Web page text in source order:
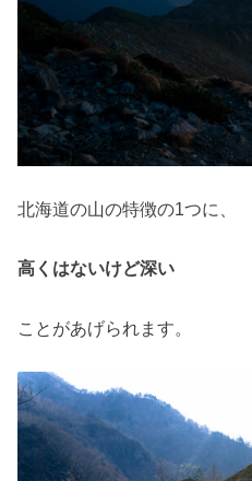
北海道の山の特徴の1つに、
高くはないけど深い
ことがあげられます。